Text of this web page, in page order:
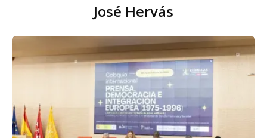
José Hervás